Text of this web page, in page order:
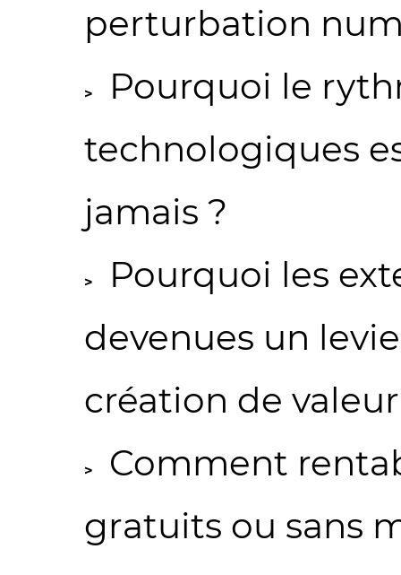
perturbation
Pourquoi le
technologiques
jamais ?
Pourquoi les
devenues un
création de
Comment
gratuits ou sans